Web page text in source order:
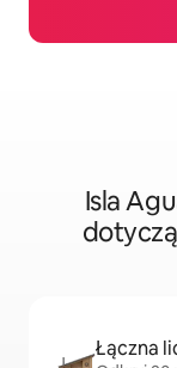
Isla
Łączna